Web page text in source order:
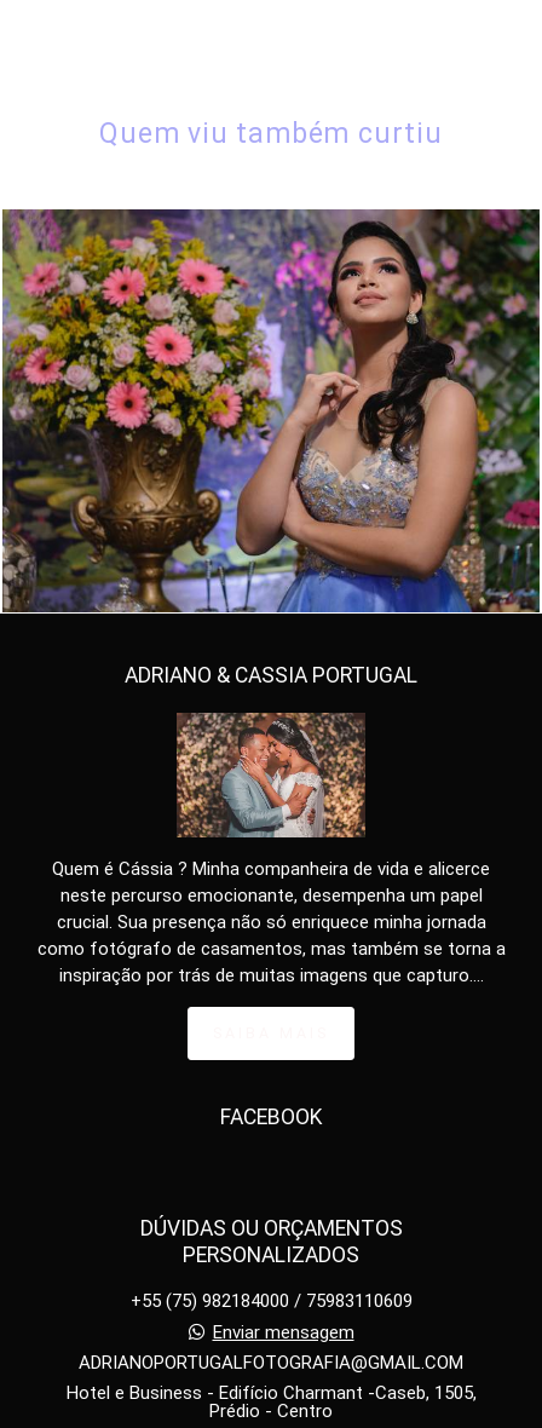
Quem viu também curtiu
6740 519
ADRIANO & CASSIA PORTUGAL
Quem é Cássia ? Minha companheira de vida e alicerce
neste percurso emocionante, desempenha um papel
crucial. Sua presença não só enriquece minha jornada
como fotógrafo de casamentos, mas também se torna a
inspiração por trás de muitas imagens que capturo....
FACEBOOK
DÚVIDAS OU ORÇAMENTOS
PERSONALIZADOS
+55 (75) 982184000 / 75983110609
Enviar mensagem
ADRIANOPORTUGALFOTOGRAFIA@GMAIL.COM
Hotel e Business - Edifício Charmant -Caseb, 1505,
Prédio - Centro